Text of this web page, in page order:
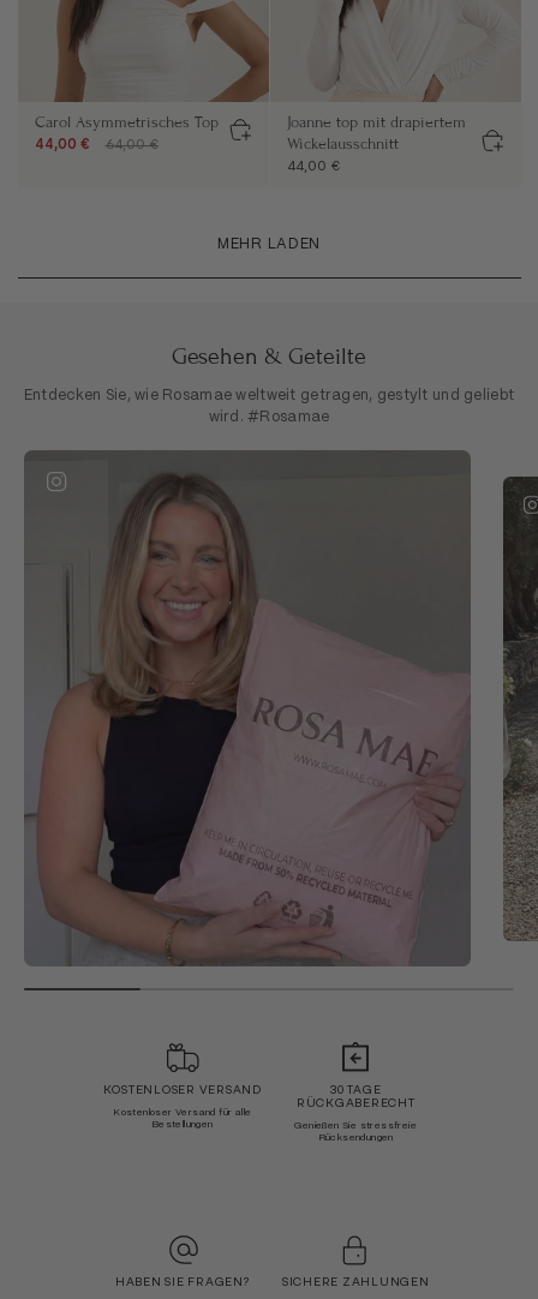
Carol Asymmetrisches Top
44,00 € 64,00 €
Joanne top mit drapiertem
Wickelausschnitt
44,00 €
MEHR LADEN
Gesehen & Geteilte
Entdecken Sie, wie Rosamae weltweit getragen, gestylt und geliebt
wird. #Rosamae
KOSTENLOSER VERSAND
Kostenloser Versand für alle
Bestellungen
30 TAGE
RÜCKGABERECHT
Genießen Sie stressfreie
Rücksendungen
HABEN SIE FRAGEN? SICHERE ZAHLUNGEN